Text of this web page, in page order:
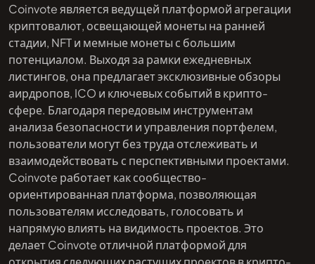
Coinvote является ведущей платформой агрегации
криптовалют, освещающей монеты на ранней
стадии, NFT и мемные монеты с большим
потенциалом. Выходя за рамки ежедневных
листингов, она предлагает эксклюзивные обзоры
аирдропов, ICO и ключевых событий в крипто-
сфере. Благодаря передовым инструментам
анализа безопасности и управления портфелем,
пользователи могут без труда отслеживать и
взаимодействовать с перспективными проектами.
Coinvote работает как сообщество-
ориентированная платформа, позволяющая
пользователям исследовать, голосовать и
напрямую влиять на видимость проектов. Это
делает Coinvote отличной платформой для